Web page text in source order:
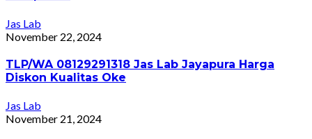
Jas Lab
November 22, 2024
TLP/WA 08129291318 Jas Lab Jayapura Harga
Diskon Kualitas Oke
Jas Lab
November 21, 2024